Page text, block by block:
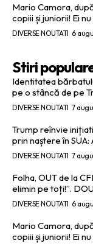
Mario Camora,
copiii și juniorii! Ei
DIVERSE NOUTATI 6
Stiri
Identitatea
pe o stâncă de pe
DIVERSE NOUTATI 7
Trump reînvie
prin naștere în
DIVERSE NOUTATI 7
Folha, OUT de la
elimin pe toți!”.
DIVERSE NOUTATI 6
Mario Camora,
copiii și juniorii! Ei